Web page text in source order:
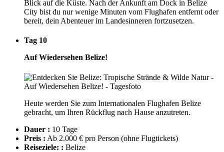
Blick auf die Küste. Nach der Ankunft am Dock in Belize
City bist du nur wenige Minuten vom Flughafen entfernt oder
bereit, dein Abenteuer im Landesinneren fortzusetzen.
Tag 10
Auf Wiedersehen Belize!
Heute werden Sie zum Internationalen Flughafen Belize
gebracht, um Ihren Rückflug nach Hause anzutreten.
Dauer : 10 Tage
Preis : Ab 2.000 € pro Person (ohne Flugtickets)
Reiseziele: : Belize